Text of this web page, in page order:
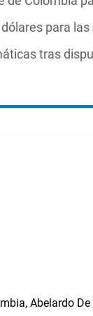
para
tras